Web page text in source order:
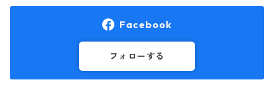
Facebook
フォローする